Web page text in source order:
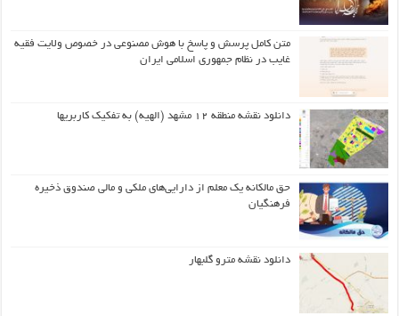
متن کامل پرسش و پاسخ با هوش مصنوعی در خصوص ولایت فقیه
غایب در نظام جمهوری اسلامی ایران
دانلود نقشه منطقه ۱۲ مشهد (الهیه) به تفکیک کاربریها
حق مالکانه یک معلم از دارایی‌های ملکی و مالی صندوق ذخیره
فرهنگیان
دانلود نقشه مترو گلبهار